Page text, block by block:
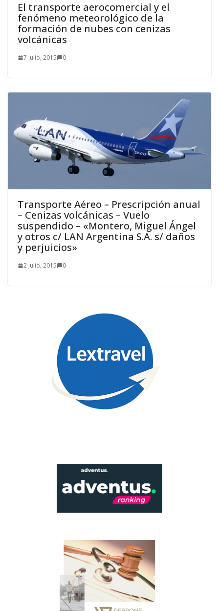
El transporte aerocomercial y el
fenómeno meteorológico de la
formación de nubes con cenizas
volcánicas
7 julio, 2015 0
Transporte Aéreo – Prescripción anual
– Cenizas volcánicas – Vuelo
suspendido – «Montero, Miguel Ángel
y otros c/ LAN Argentina S.A. s/ daños
y perjuicios»
2 julio, 2015 0